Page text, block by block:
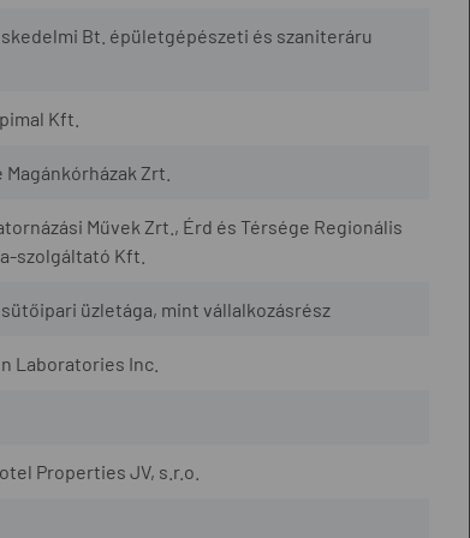
Bt. épületgépészeti és szaniteráru
Kft.
Zrt.
Művek Zrt., Érd és Térsége Regionális
szolgáltató Kft.
üzletága, mint vállalkozásrész
Laboratories Inc.
Properties JV, s.r.o.